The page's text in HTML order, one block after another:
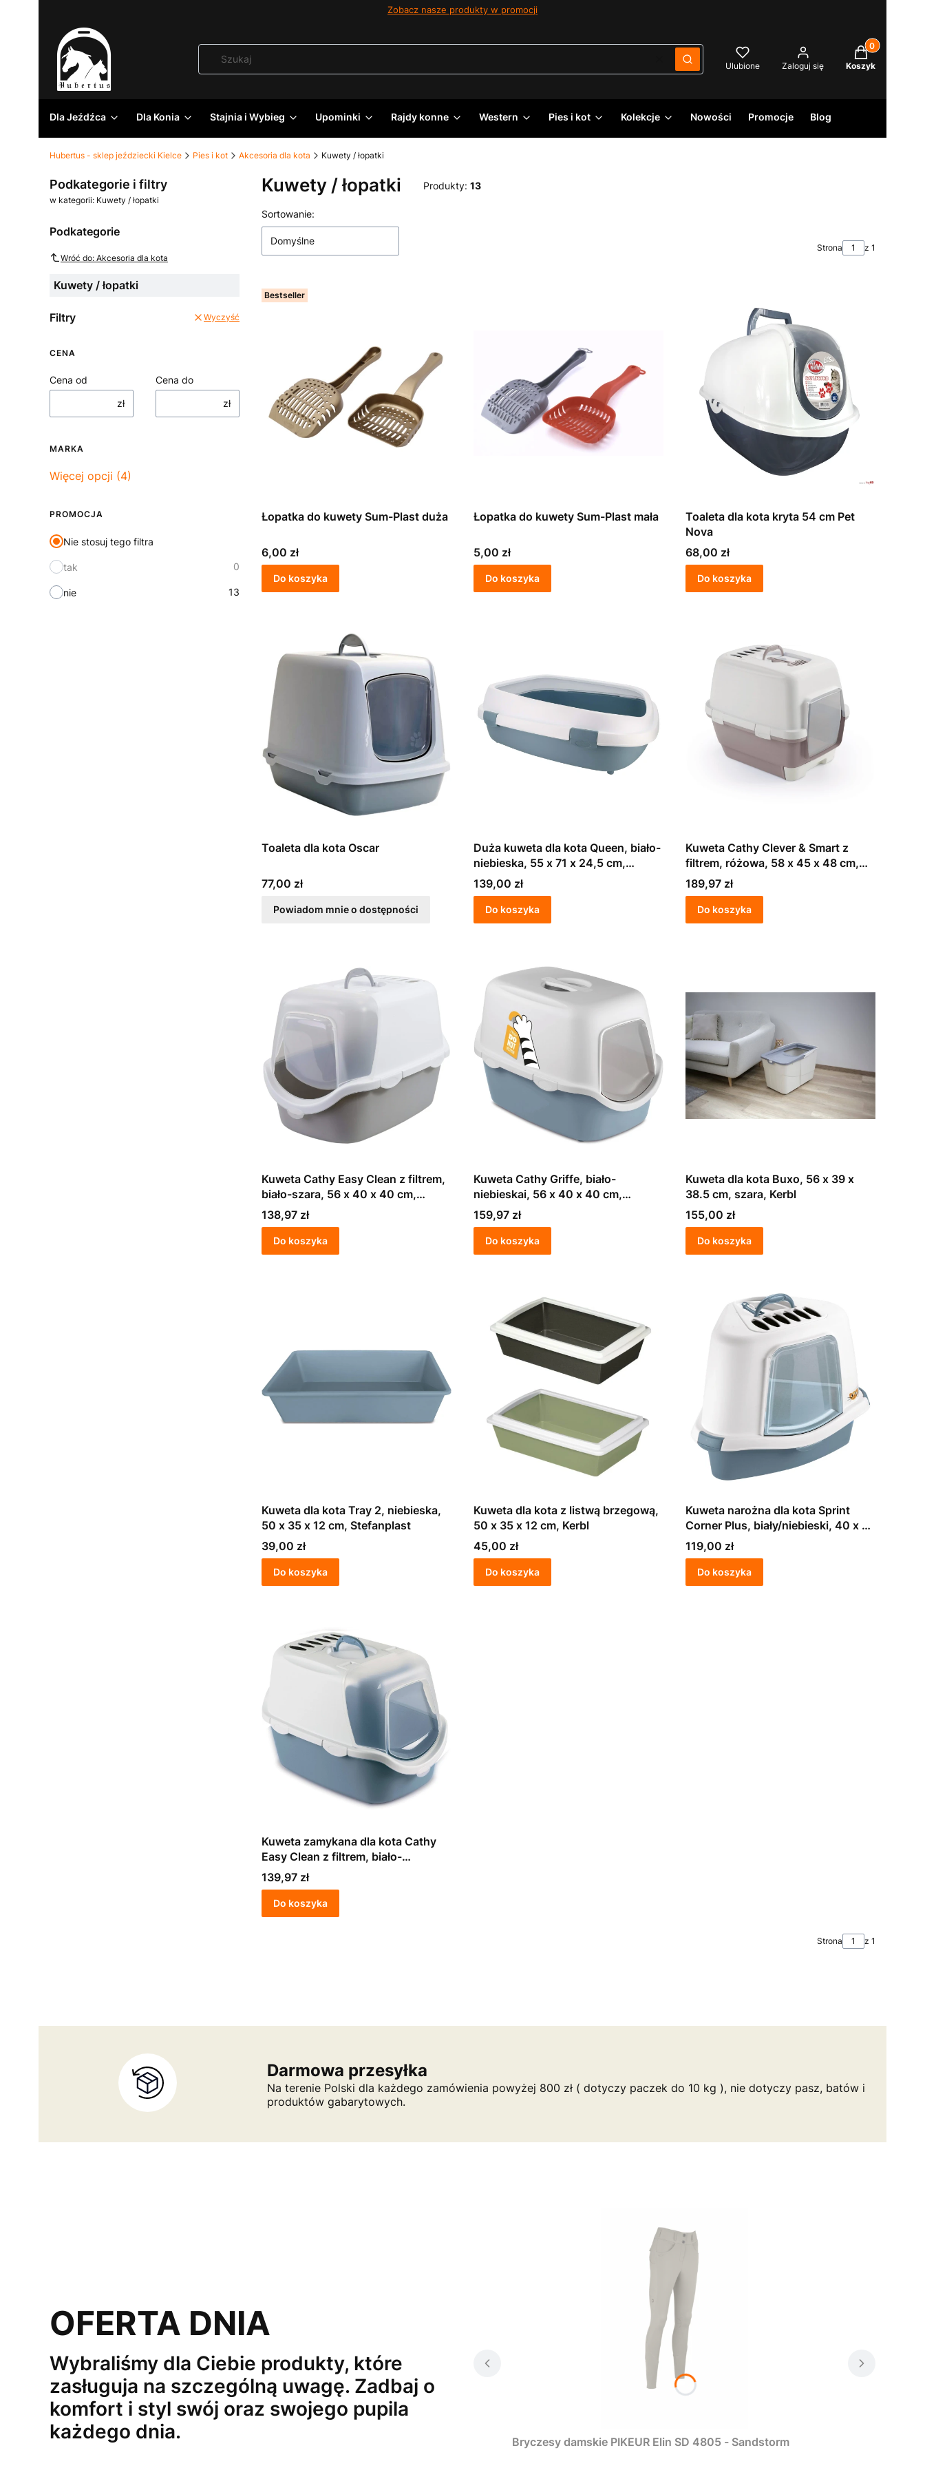
Zobacz nasze produkty w promocji
WyczyśćSzukaj Ulubione Zaloguj się
Produkty w
Koszyk
Dla Jeźdźca Dla Konia Stajnia i Wybieg Upominki Rajdy konne Western Pies i kot Kolekcje Nowości Promocje Blog
Hubertus - sklep jeździecki Kielce Pies i kot Akcesoria dla kota Kuwety / łopatki
Podkategorie i filtry
w kategorii: Kuwety / łopatki
Podkategorie
Wróć do: Akcesoria dla kota
Kuwety / łopatki
Filtry Wyczyść
CENA
Cena od
zł
Cena do
zł
MARKA
Marka
Więcej opcji (4)
PROMOCJA
Nie stosuj tego filtra
tak 0
nie 13
Kuwety / łopatki Produkty: 13
Lista produktów
Sortowanie:
Domyślne
Strona z 1
Bestseller
Łopatka do kuwety Sum-Plast duża
Cena
6,00 zł
Do koszyka
Łopatka do kuwety Sum-Plast mała
Cena
5,00 zł
Do koszyka
Toaleta dla kota kryta 54 cm Pet
Nova
Cena
68,00 zł
Do koszyka
Toaleta dla kota Oscar
Cena
77,00 zł
Powiadom mnie o dostępności
Duża kuweta dla kota Queen, biało-
niebieska, 55 x 71 x 24,5 cm,
Stefanplast
Cena
139,00 zł
Do koszyka
Kuweta Cathy Clever & Smart z
filtrem, różowa, 58 x 45 x 48 cm,
Stefanplast
Cena
189,97 zł
Do koszyka
Kuweta Cathy Easy Clean z filtrem,
biało-szara, 56 x 40 x 40 cm,
Stefanplast
Cena
138,97 zł
Do koszyka
Kuweta Cathy Griffe, biało-
niebieskai, 56 x 40 x 40 cm,
Stefanplast
Cena
159,97 zł
Do koszyka
Kuweta dla kota Buxo, 56 x 39 x
38.5 cm, szara, Kerbl
Cena
155,00 zł
Do koszyka
Kuweta dla kota Tray 2, niebieska,
50 x 35 x 12 cm, Stefanplast
Cena
39,00 zł
Do koszyka
Kuweta dla kota z listwą brzegową,
50 x 35 x 12 cm, Kerbl
Cena
45,00 zł
Do koszyka
Kuweta narożna dla kota Sprint
Corner Plus, biały/niebieski, 40 x 56
x 40 cm, Stefanplast
Cena
119,00 zł
Do koszyka
Kuweta zamykana dla kota Cathy
Easy Clean z filtrem, biało-
niebieska, 56 x 40 x 40 cm,
Stefanplast
Cena
139,97 zł
Do koszyka
Strona z 1
Darmowa przesyłka
Na terenie Polski dla każdego zamówienia powyżej 800 zł ( dotyczy paczek do 10 kg ), nie dotyczy pasz, batów i
produktów gabarytowych.
OFERTA DNIA
Wybraliśmy dla Ciebie produkty, które
zasługuja na szczególną uwagę. Zadbaj o
komfort i styl swój oraz swojego pupila
każdego dnia.
Bryczesy damskie PIKEUR Elin SD 4805 - Sandstorm